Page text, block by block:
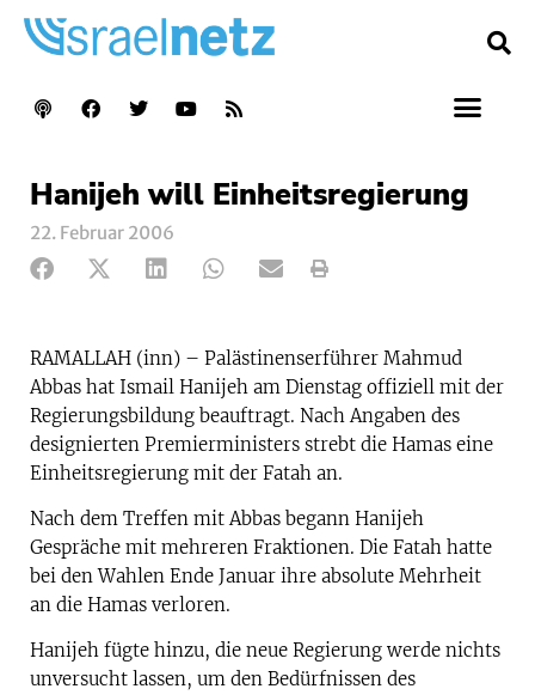
Hanijeh will Einheitsregierung
22. Februar 2006
RAMALLAH (inn) – Palästinenserführer Mahmud
Abbas hat Ismail Hanijeh am Dienstag offiziell mit der
Regierungsbildung beauftragt. Nach Angaben des
designierten Premierministers strebt die Hamas eine
Einheitsregierung mit der Fatah an.
Nach dem Treffen mit Abbas begann Hanijeh
Gespräche mit mehreren Fraktionen. Die Fatah hatte
bei den Wahlen Ende Januar ihre absolute Mehrheit
an die Hamas verloren.
Hanijeh fügte hinzu, die neue Regierung werde nichts
unversucht lassen, um den Bedürfnissen des